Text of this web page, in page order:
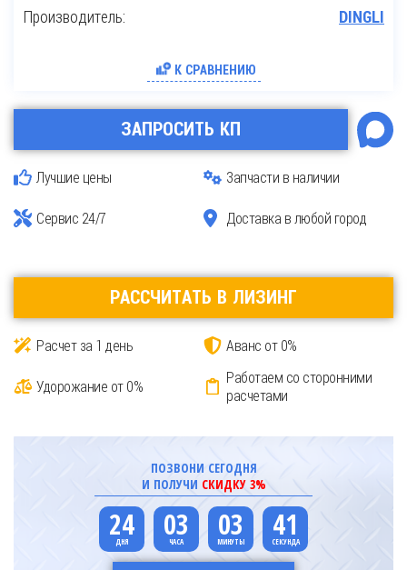
Производитель: DINGLI
К СРАВНЕНИЮ
ЗАПРОСИТЬ КП
Лучшие цены Запчасти в наличии
Сервис 24/7 Доставка в любой город
РАССЧИТАТЬ В ЛИЗИНГ
Расчет за 1 день Аванс от 0%
Удорожание от 0%
Работаем со сторонними
расчетами
ПОЗВОНИ СЕГОДНЯ
И ПОЛУЧИ СКИДКУ 3%
24 03 03 41